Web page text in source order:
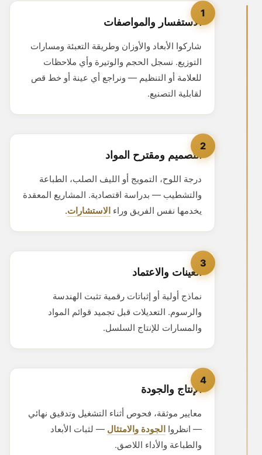
1
الاستفسار والمواصفات
شاركوا الأبعاد والأوزان وطريقة التعبئة ومسارات
التوزيع. نسجل الحجم والوتيرة وأي ملاحظات
للعلامة أو التنظيم — ونراجع أي عينة أو خط قص
لقابلية التصنيع.
2
التصميم ومقترح المواد
درجة اللوح، التمويج أو الليف الصلب، الطباعة
والتشطيب — بدراسة اقتصادية. المشاريع المعقدة
يخدمها نفس الفريق وراء الاستشارات.
3
العينات والاعتماد
نماذج أولية أو إثباتات رقمية تثبت الهندسة
والرسوم. التعديلات قبل تجميد قوائم المواد
والمسارات للإنتاج السلسل.
4
الإنتاج والجودة
معايير موثقة، فحوص أثناء التشغيل وتدقيق نهائي
— انظروا الجودة والامتثال — لثبات الأبعاد
والطباعة والأداء اللاصق.